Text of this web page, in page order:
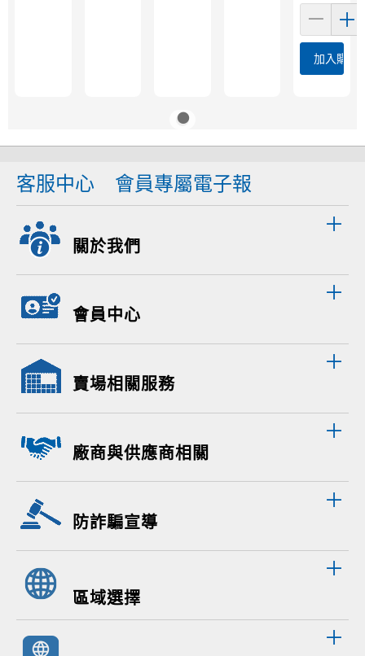
加入購物
客服中心 會員專屬電子報
關於我們
會員中心
賣場相關服務
廠商與供應商相關
防詐騙宣導
區域選擇